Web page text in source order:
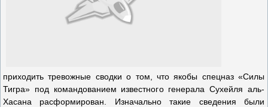
приходить тревожные сводки о том, что якобы спецназ «Силы
Тигра» под командованием известного генерала Сухейля аль-
Хасана расформирован. Изначально такие сведения были